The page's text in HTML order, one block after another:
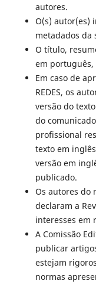
autores.
O(s) autor(es)
metadados da
O título,
em português,
Em caso de
REDES, os
versão do
do
profissional
texto em
versão em
publicado.
Os autores do
declaram a
interesses em
A Comissão
publicar
estejam
normas